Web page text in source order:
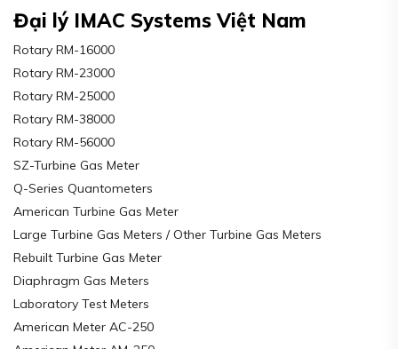
Đại lý IMAC Systems Việt Nam
Rotary RM-16000
Rotary RM-23000
Rotary RM-25000
Rotary RM-38000
Rotary RM-56000
SZ-Turbine Gas Meter
Q-Series Quantometers
American Turbine Gas Meter
Large Turbine Gas Meters / Other Turbine Gas Meters
Rebuilt Turbine Gas Meter
Diaphragm Gas Meters
Laboratory Test Meters
American Meter AC-250